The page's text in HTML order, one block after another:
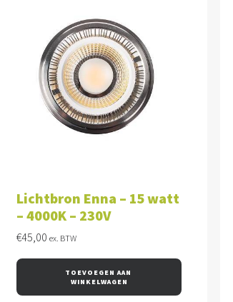
Lichtbron Enna – 15 watt
– 4000K – 230V
€45,00 ex. BTW
TOEVOEGEN AAN
WINKELWAGEN